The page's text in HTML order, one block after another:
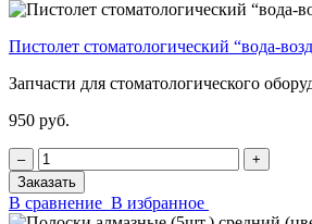
Пистолет стоматологический “вода-
Запчасти для стоматологического
950 руб.
‒
+
Заказать
В сравнение В избранное